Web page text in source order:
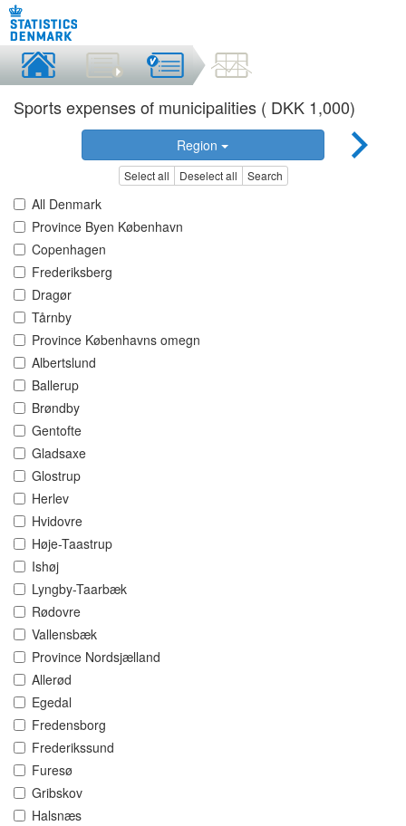
Sports expenses of municipalities ( DKK 1,000)
Region
Select all Deselect all Search
All Denmark
Province Byen København
Copenhagen
Frederiksberg
Dragør
Tårnby
Province Københavns omegn
Albertslund
Ballerup
Brøndby
Gentofte
Gladsaxe
Glostrup
Herlev
Hvidovre
Høje-Taastrup
Ishøj
Lyngby-Taarbæk
Rødovre
Vallensbæk
Province Nordsjælland
Allerød
Egedal
Fredensborg
Frederikssund
Furesø
Gribskov
Halsnæs